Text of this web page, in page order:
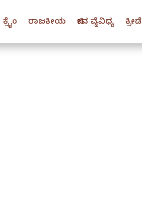
ಕ್ರೈಂ ರಾಜಕೀಯ ಜೀವ ವೈವಿಧ್ಯ ಕ್ರೀಡೆ